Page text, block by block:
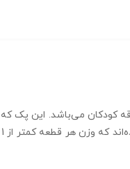
می‌باشد. این پک که